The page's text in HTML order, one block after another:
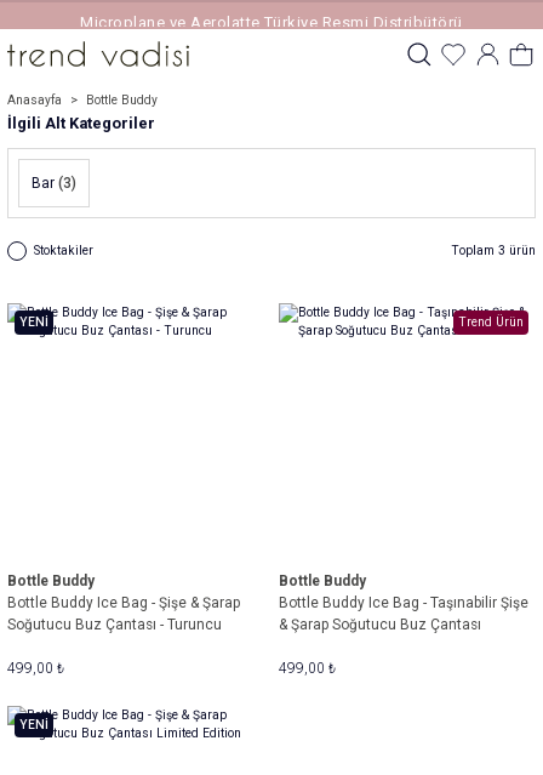
Microplane ve Aerolatte Türkiye Resmi Distribütörü
Anasayfa Bottle Buddy
İlgili Alt Kategoriler
Bar (3)
Stoktakiler Toplam 3 ürün
YENİ
Bottle Buddy
Bottle Buddy Ice Bag - Şişe & Şarap
Soğutucu Buz Çantası - Turuncu
499,00 ₺
Trend Ürün
Bottle Buddy
Bottle Buddy Ice Bag - Taşınabilir Şişe
& Şarap Soğutucu Buz Çantası
499,00 ₺
YENİ